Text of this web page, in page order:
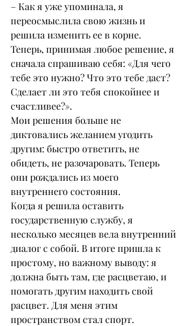
– Как я уже упоминала, я
переосмыслила свою жизнь и
решила изменить ее в корне.
Теперь, принимая любое решение, я
сначала спрашиваю себя: «Для чего
тебе это нужно? Что это тебе даст?
Сделает ли это тебя спокойнее и
счастливее?».
Мои решения больше не
диктовались желанием угодить
другим: быстро ответить, не
обидеть, не разочаровать. Теперь
они рождались из моего
внутреннего состояния.
Когда я решила оставить
государственную службу, я
несколько месяцев вела внутренний
диалог с собой. В итоге пришла к
простому, но важному выводу: я
должна быть там, где расцветаю, и
помогать другим находить свой
расцвет. Для меня этим
пространством стал спорт.